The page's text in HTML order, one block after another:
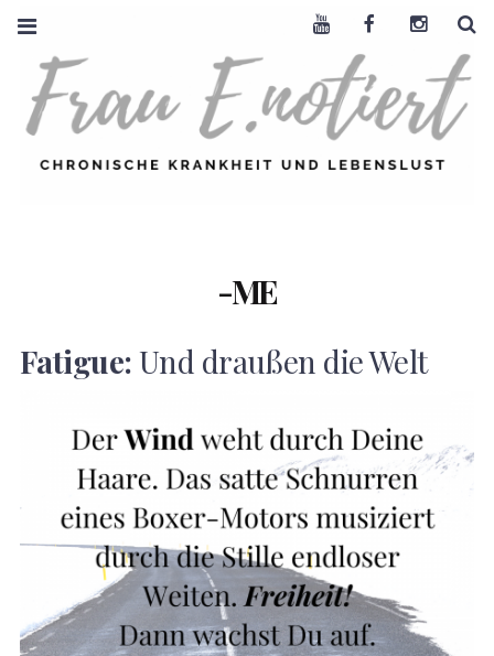
-ME
Fatigue:Und draußen die Welt
Youtube Facebook